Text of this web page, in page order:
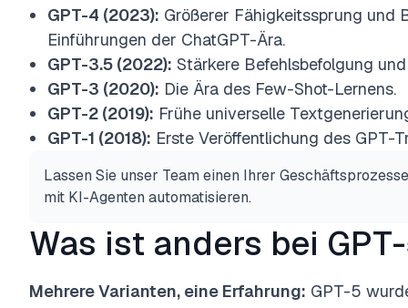
GPT-4 (2023): Größerer Fähigkeitssprung und
Einführungen der ChatGPT-Ära.
GPT-3.5 (2022): Stärkere Befehlsbefolgung
GPT-3 (2020): Die Ära des Few-Shot-Lernens.
GPT-2 (2019): Frühe universelle
GPT-1 (2018): Erste Veröffentlichung des GPT-
Lassen Sie unser Team einen Ihrer
mit KI-Agenten automatisieren.
Was ist anders bei
Mehrere Varianten, eine Erfahrung: GPT-5